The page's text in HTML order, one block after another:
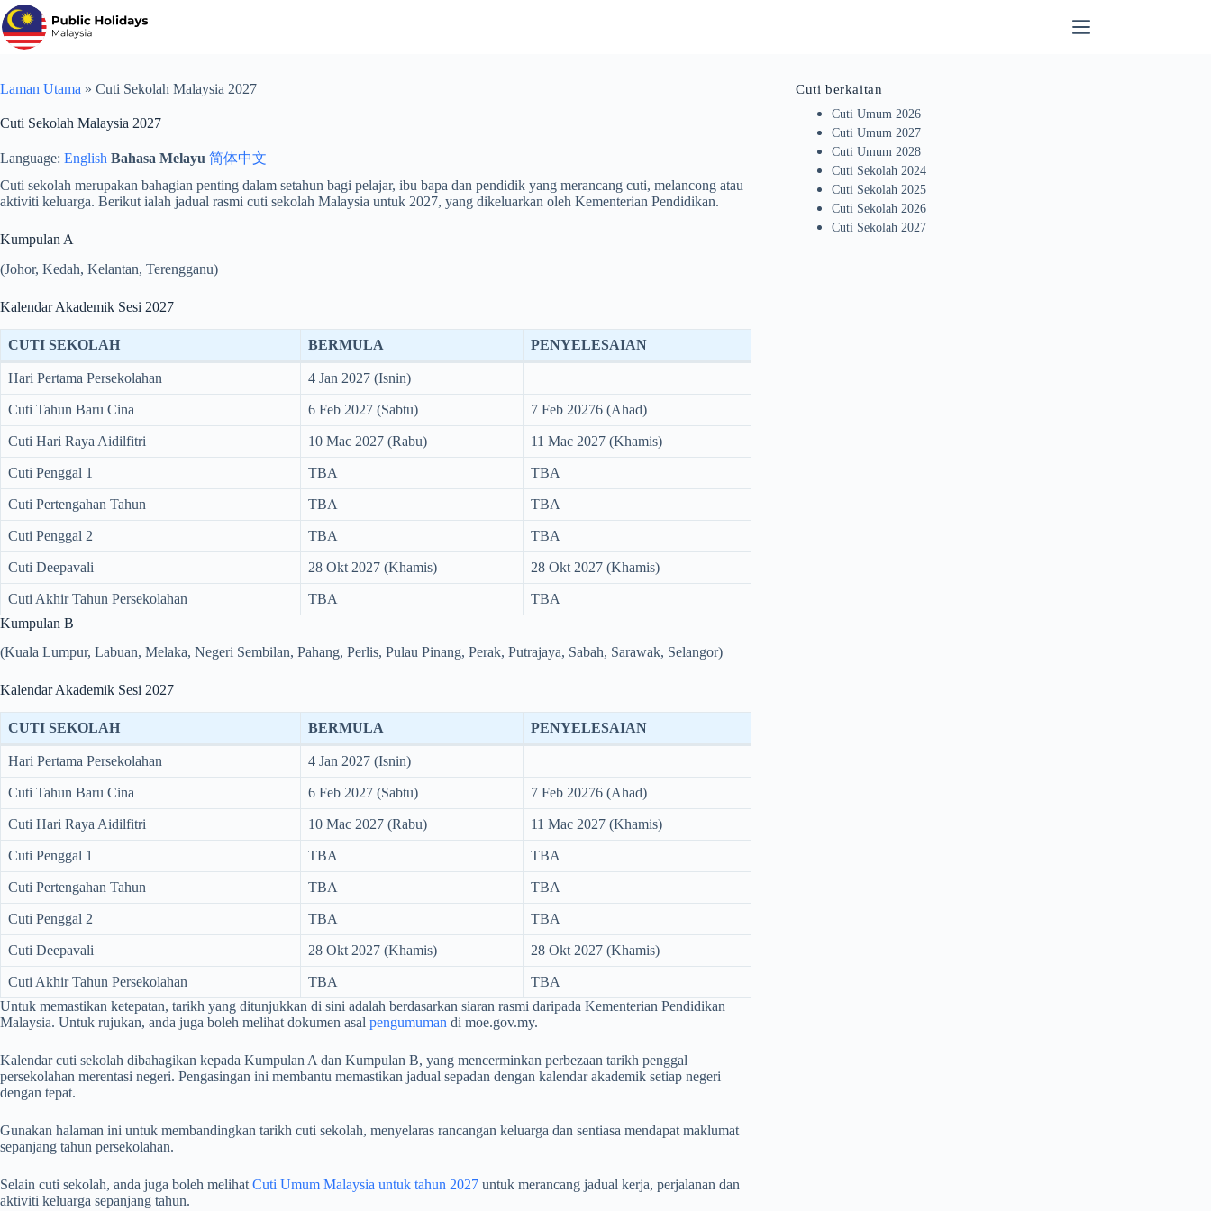
Langkau
ke
kandungan
Laman Utama » Cuti Sekolah Malaysia 2027
Cuti Sekolah Malaysia 2027
Language: English Bahasa Melayu 简体中文
Cuti sekolah merupakan bahagian penting dalam setahun bagi pelajar, ibu bapa dan pendidik yang merancang cuti, melancong atau
aktiviti keluarga. Berikut ialah jadual rasmi cuti sekolah Malaysia untuk 2027, yang dikeluarkan oleh Kementerian Pendidikan.
Kumpulan A
(Johor, Kedah, Kelantan, Terengganu)
Kalendar Akademik Sesi 2027
CUTI SEKOLAH BERMULA PENYELESAIAN
Hari Pertama Persekolahan 4 Jan 2027 (Isnin)
Cuti Tahun Baru Cina 6 Feb 2027 (Sabtu) 7 Feb 20276 (Ahad)
Cuti Hari Raya Aidilfitri 10 Mac 2027 (Rabu) 11 Mac 2027 (Khamis)
Cuti Penggal 1 TBA TBA
Cuti Pertengahan Tahun TBA TBA
Cuti Penggal 2 TBA TBA
Cuti Deepavali 28 Okt 2027 (Khamis) 28 Okt 2027 (Khamis)
Cuti Akhir Tahun Persekolahan TBA
TBA
Kumpulan B
(Kuala Lumpur, Labuan, Melaka, Negeri Sembilan, Pahang, Perlis, Pulau Pinang, Perak, Putrajaya, Sabah, Sarawak, Selangor)
Kalendar Akademik Sesi 2027
CUTI SEKOLAH BERMULA PENYELESAIAN
Hari Pertama Persekolahan 4 Jan 2027 (Isnin)
Cuti Tahun Baru Cina 6 Feb 2027 (Sabtu) 7 Feb 20276 (Ahad)
Cuti Hari Raya Aidilfitri 10 Mac 2027 (Rabu) 11 Mac 2027 (Khamis)
Cuti Penggal 1 TBA TBA
Cuti Pertengahan Tahun TBA TBA
Cuti Penggal 2 TBA TBA
Cuti Deepavali 28 Okt 2027 (Khamis) 28 Okt 2027 (Khamis)
Cuti Akhir Tahun Persekolahan TBA
TBA
Untuk memastikan ketepatan, tarikh yang ditunjukkan di sini adalah berdasarkan siaran rasmi daripada Kementerian Pendidikan
Malaysia. Untuk rujukan, anda juga boleh melihat dokumen asal pengumuman di moe.gov.my.
Kalendar cuti sekolah dibahagikan kepada Kumpulan A dan Kumpulan B, yang mencerminkan perbezaan tarikh penggal
persekolahan merentasi negeri. Pengasingan ini membantu memastikan jadual sepadan dengan kalendar akademik setiap negeri
dengan tepat.
Gunakan halaman ini untuk membandingkan tarikh cuti sekolah, menyelaras rancangan keluarga dan sentiasa mendapat maklumat
sepanjang tahun persekolahan.
Selain cuti sekolah, anda juga boleh melihat Cuti Umum Malaysia untuk tahun 2027 untuk merancang jadual kerja, perjalanan dan
aktiviti keluarga sepanjang tahun.
Cuti berkaitan
Cuti Umum 2026
Cuti Umum 2027
Cuti Umum 2028
Cuti Sekolah 2024
Cuti Sekolah 2025
Cuti Sekolah 2026
Cuti Sekolah 2027